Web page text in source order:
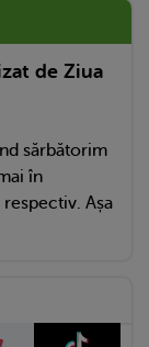
de Ziua
sărbătorim
în
Așa